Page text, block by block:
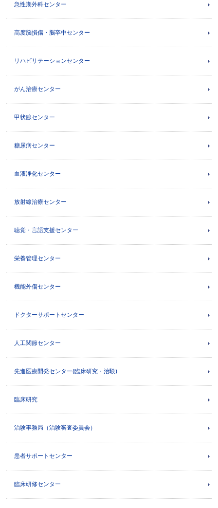
急性期外科センター
高度脳損傷・脳卒中センター
リハビリテーションセンター
がん治療センター
甲状腺センター
糖尿病センター
血液浄化センター
放射線治療センター
聴覚・言語支援センター
栄養管理センター
機能外傷センター
ドクターサポートセンター
人工関節センター
先進医療開発センター(臨床研究・治験)
臨床研究
治験事務局（治験審査委員会）
患者サポートセンター
臨床研修センター